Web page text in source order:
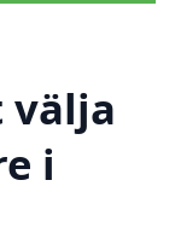
välja
i